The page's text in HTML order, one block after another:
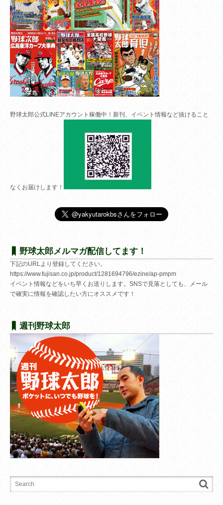
野球太郎公式LINEアカウント稼働中！新刊、イベント情報など抜けること
なくお届けします！
野球太郎メルマガ配信してます！
下記のURLより登録してください。
https://www.fujisan.co.jp/product/1281694796/ezine/ap-pmpm
イベント情報などをいち早くお送りします。SNSで見落としても、メール
で確実に情報を確認したい方にオススメです！
週刊野球太郎